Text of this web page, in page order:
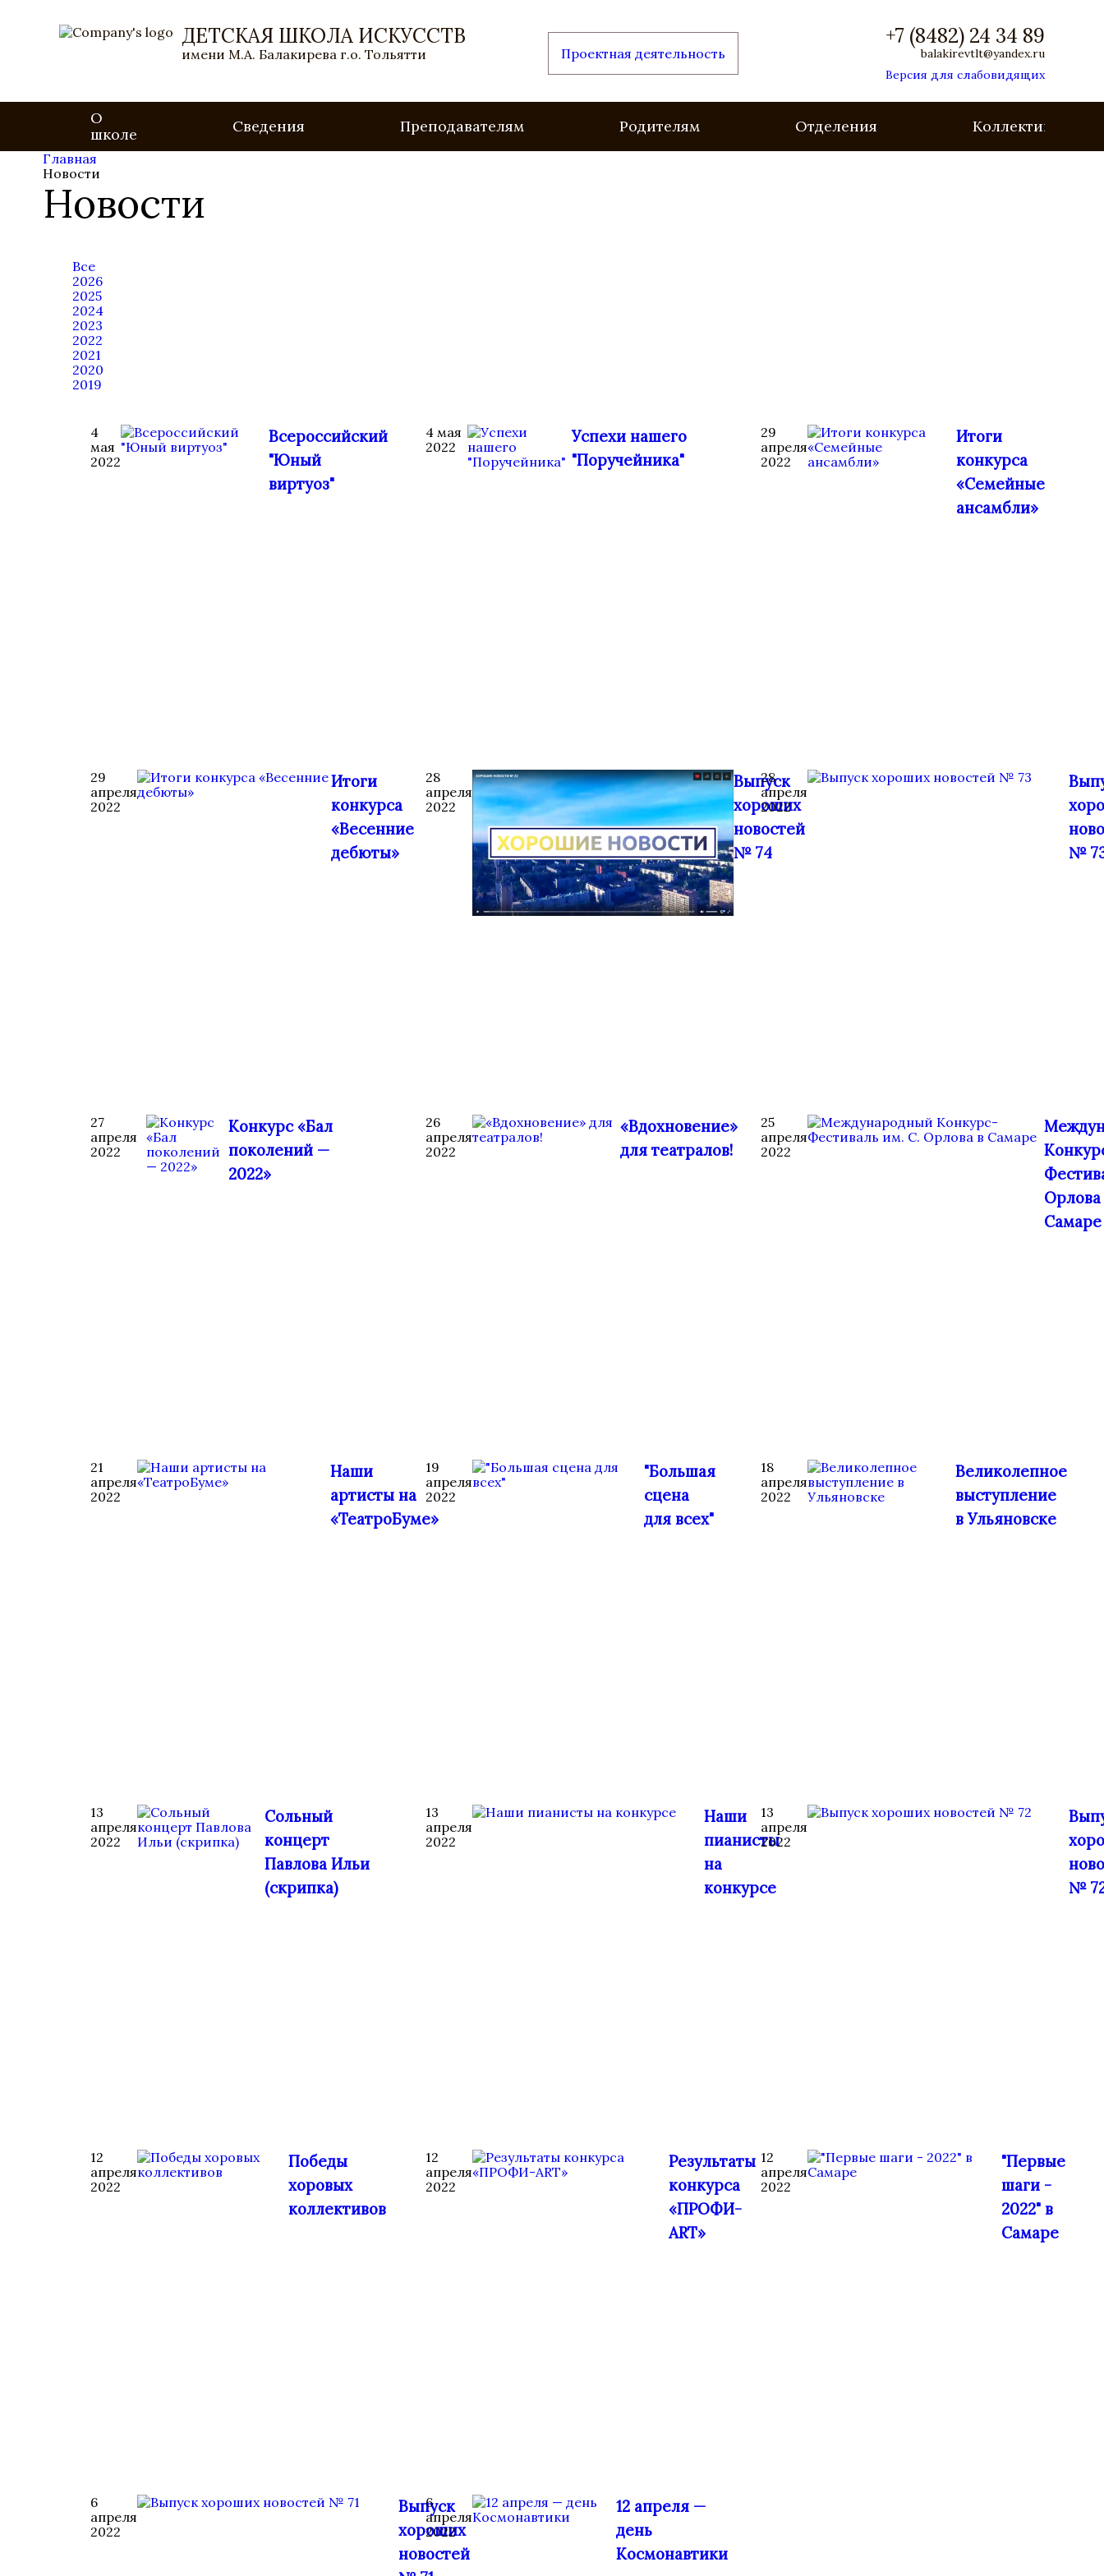
ДЕТСКАЯ ШКОЛА ИСКУССТВ
имени М.А. Балакирева г.о. Тольятти Проектная деятельность
+7 (8482) 24 34 89
balakirevtlt@yandex.ru
Версия для слабовидящих
О
школе
Сведения Преподавателям Родителям Отделения Коллективы
Главная
Новости
Новости
Все
2026
2025
2024
2023
2022
2021
2020
2019
4
мая
2022
Всероссийский
"Юный
виртуоз"
4 мая
2022
Успехи нашего
"Поручейника"
29
апреля
2022
Итоги
конкурса
«Семейные
ансамбли»
29
апреля
2022
Итоги
конкурса
«Весенние
дебюты»
28
апреля
2022
Выпуск
хороших
новостей
№ 74
28
апреля
2022
№
27
апреля
2022
Конкурс «Бал
поколений —
2022»
26
апреля
2022
«Вдохновение»
для театралов!
25
апреля
2022
Орлова
Самаре
21
апреля
2022
Наши
артисты на
«ТеатроБуме»
19
апреля
2022
"Большая
сцена
для всех"
18
апреля
2022
Великолепное
выступление
в Ульяновске
13
апреля
2022
Сольный
концерт
Павлова Ильи
(скрипка)
13
апреля
2022
Наши
пианисты
на
конкурсе
13
апреля
2022
№
12
апреля
2022
Победы
хоровых
коллективов
12
апреля
2022
Результаты
конкурса
«ПРОФИ-
ART»
12
апреля
2022
"Первые
шаги -
2022" в
Самаре
6
апреля
2022
Выпуск
хороших
новостей
6
апреля
2022
12 апреля —
день
Космонавтики